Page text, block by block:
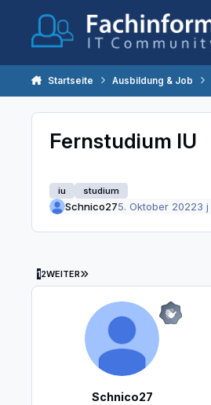
Startseite Ausbildung & Job
Fernstudium IU
iu studium
Schnico275. Oktober 20223 j
12WEITER LETZTE SEITE
Schnico27